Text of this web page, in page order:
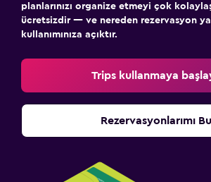
planlarınızı organize etmeyi çok
ücretsizdir — ve nereden rezervasyon
kullanımınıza açıktır.
Trips kullanmaya
Rezervasyonlarımı Bul